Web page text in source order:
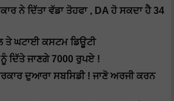
ਨੇ ਦਿੱਤਾ ਵੱਡਾ ਤੋਹਫਾ , DA ਹੋ ਸਕਦਾ ਹੈ 34
ਤੇ ਘਟਾਈ ਕਸਟਮ ਡਿਊਟੀ
ਦਿੱਤੇ ਜਾਣਗੇ 7000 ਰੁਪਏ !
ਦੁਆਰਾ ਸਬਸਿਡੀ ! ਜਾਣੋ ਅਰਜੀ ਕਰਨ